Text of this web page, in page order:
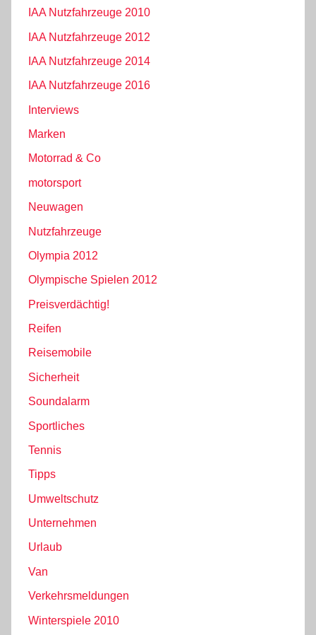
IAA Nutzfahrzeuge 2010
IAA Nutzfahrzeuge 2012
IAA Nutzfahrzeuge 2014
IAA Nutzfahrzeuge 2016
Interviews
Marken
Motorrad & Co
motorsport
Neuwagen
Nutzfahrzeuge
Olympia 2012
Olympische Spielen 2012
Preisverdächtig!
Reifen
Reisemobile
Sicherheit
Soundalarm
Sportliches
Tennis
Tipps
Umweltschutz
Unternehmen
Urlaub
Van
Verkehrsmeldungen
Winterspiele 2010